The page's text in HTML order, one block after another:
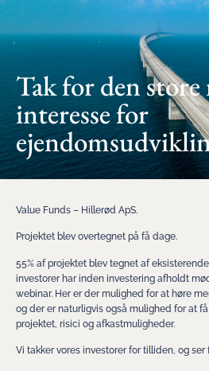
Tak for den
interesse for
Value Funds – Hillerød ApS.
Projektet blev overtegnet på få dage.
55% af projektet blev tegnet af
investorer har inden investering afholdt
webinar. Her er der mulighed for at høre
og der er naturligvis også mulighed for at
projektet, risici og afkastmuligheder.
Vi takker vores investorer for tilliden, og